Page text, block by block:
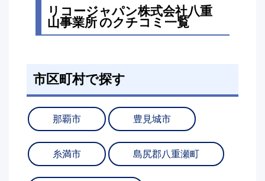
リコージャパン株式会社八重
山事業所 のクチコミ一覧
市区町村で探す
那覇市 豊見城市
糸満市 島尻郡八重瀬町